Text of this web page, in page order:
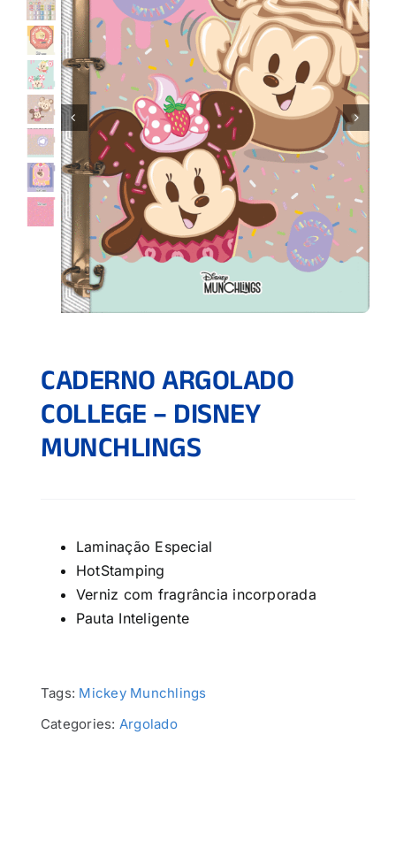
CADERNO ARGOLADO
COLLEGE – DISNEY
MUNCHLINGS
Laminação Especial
HotStamping
Verniz com fragrância incorporada
Pauta Inteligente
Tags: Mickey Munchlings
Categories: Argolado